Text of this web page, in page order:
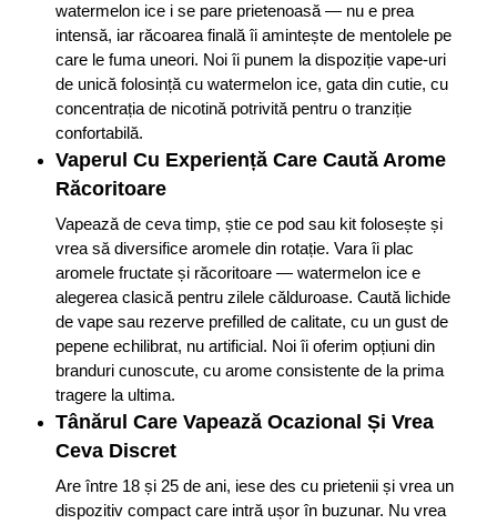
watermelon ice i se pare prietenoasă — nu e prea
intensă, iar răcoarea finală îi amintește de mentolele pe
care le fuma uneori. Noi îi punem la dispoziție vape-uri
de unică folosință cu watermelon ice, gata din cutie, cu
concentrația de nicotină potrivită pentru o tranziție
confortabilă.
Vaperul Cu Experiență Care Caută Arome
Răcoritoare
Vapează de ceva timp, știe ce pod sau kit folosește și
vrea să diversifice aromele din rotație. Vara îi plac
aromele fructate și răcoritoare — watermelon ice e
alegerea clasică pentru zilele călduroase. Caută lichide
de vape sau rezerve prefilled de calitate, cu un gust de
pepene echilibrat, nu artificial. Noi îi oferim opțiuni din
branduri cunoscute, cu arome consistente de la prima
tragere la ultima.
Tânărul Care Vapează Ocazional Și Vrea
Ceva Discret
Are între 18 și 25 de ani, iese des cu prietenii și vrea un
dispozitiv compact care intră ușor în buzunar. Nu vrea